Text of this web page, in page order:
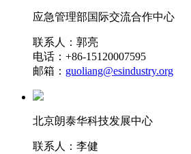
应急管理部国际交流合作中心
联系人：郭亮
电话：+86-15120007595
邮箱： guoliang@esindustry.org
北京朗泰华科技发展中心
联系人：李健